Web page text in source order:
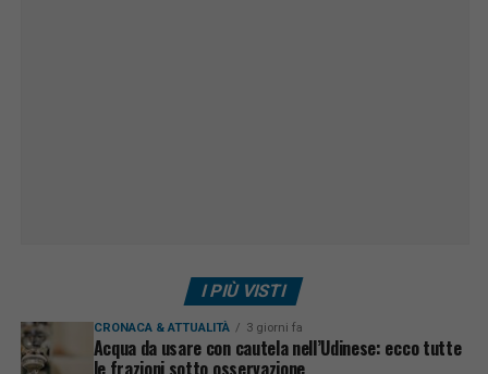
I PIÙ VISTI
CRONACA & ATTUALITÀ 3 giorni fa
Acqua da usare con cautela nell’Udinese: ecco tutte
le frazioni sotto osservazione